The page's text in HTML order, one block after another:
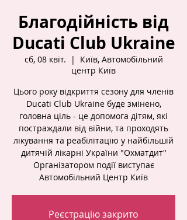
Благодійність від
Ducati Club Ukraine
сб, 08 квіт.
  |
Київ, Автомобільний
центр Київ
Цього року відкриття сезону для членів
Ducati Club Ukraine буде змінено,
головна ціль - це допомога дітям, які
постраждали від війни, та проходять
лікування та реабілітацію у найбільшій
дитячій лікарні України "Охматдит"
Організатором події виступає
Автомобільний Центр Київ
Реєстрацію закрито